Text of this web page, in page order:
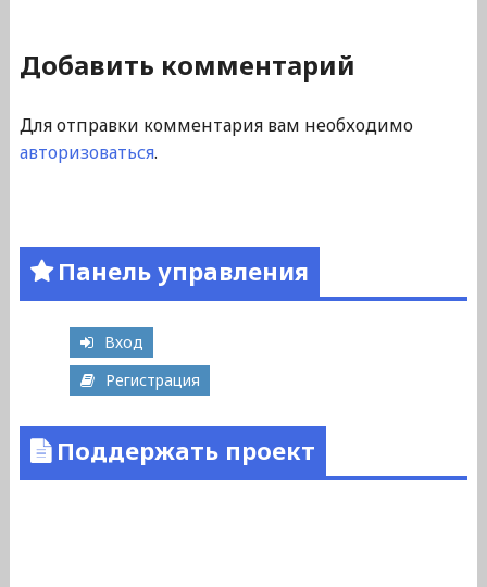
Добавить комментарий
Для отправки комментария вам необходимо
авторизоваться.
Панель управления
Вход
Регистрация
Поддержать проект